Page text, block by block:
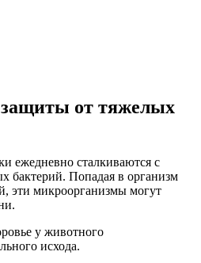
от тяжелых
ежедневно сталкиваются с
бактерий. Попадая в организм
эти микроорганизмы могут
у животного
исхода.